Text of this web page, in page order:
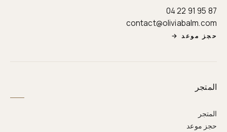
04 22 91 95 87
contact@oliviabalm.com
حجز موعد →
المتجر
المتجر
حجز موعد